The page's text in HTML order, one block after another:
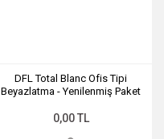
DFL Total Blanc Ofis Tipi
Beyazlatma - Yenilenmiş Paket
0,00 TL